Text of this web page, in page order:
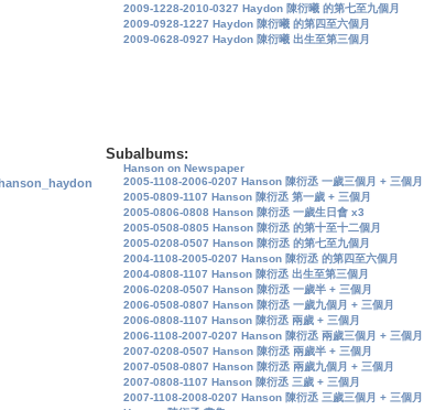
2009-1228-2010-0327 Haydon 陳衍曦 的第七至九個月
2009-0928-1227 Haydon 陳衍曦 的第四至六個月
2009-0628-0927 Haydon 陳衍曦 出生至第三個月
Subalbums:
Hanson on Newspaper
2005-1108-2006-0207 Hanson 陳衍丞 一歲三個月 + 三個月
2005-0809-1107 Hanson 陳衍丞 第一歲 + 三個月
2005-0806-0808 Hanson 陳衍丞 一歲生日會 x3
2005-0508-0805 Hanson 陳衍丞 的第十至十二個月
2005-0208-0507 Hanson 陳衍丞 的第七至九個月
2004-1108-2005-0207 Hanson 陳衍丞 的第四至六個月
2004-0808-1107 Hanson 陳衍丞 出生至第三個月
2006-0208-0507 Hanson 陳衍丞 一歲半 + 三個月
2006-0508-0807 Hanson 陳衍丞 一歲九個月 + 三個月
2006-0808-1107 Hanson 陳衍丞 兩歲 + 三個月
2006-1108-2007-0207 Hanson 陳衍丞 兩歲三個月 + 三個月
2007-0208-0507 Hanson 陳衍丞 兩歲半 + 三個月
2007-0508-0807 Hanson 陳衍丞 兩歲九個月 + 三個月
2007-0808-1107 Hanson 陳衍丞 三歲 + 三個月
2007-1108-2008-0207 Hanson 陳衍丞 三歲三個月 + 三個月